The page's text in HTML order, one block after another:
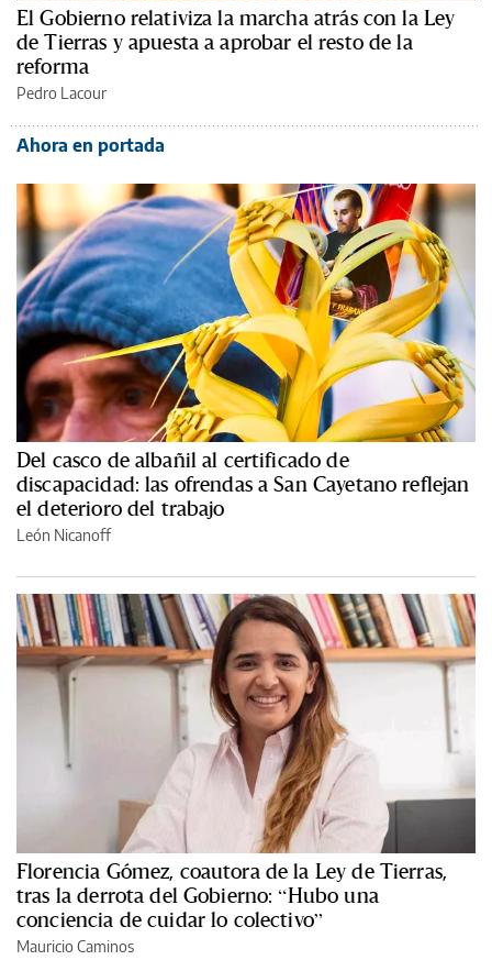
El Gobierno relativiza la marcha atrás con la Ley
de Tierras y apuesta a aprobar el resto de la
reforma
Pedro Lacour
Ahora en portada
Del casco de albañil al certificado de
discapacidad: las ofrendas a San Cayetano reflejan
el deterioro del trabajo
León Nicanoff
Florencia Gómez, coautora de la Ley de Tierras,
tras la derrota del Gobierno: “Hubo una
conciencia de cuidar lo colectivo”
Mauricio Caminos